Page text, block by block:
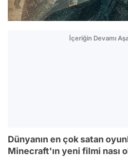
İçeriğin Devamı
Dünyanın en çok satan
Minecraft'ın yeni filmi nası